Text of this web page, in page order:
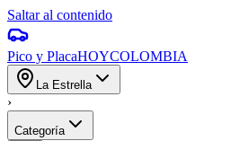
Saltar al contenido
Pico y PlacaHOYCOLOMBIA
La Estrella
›
Categoría